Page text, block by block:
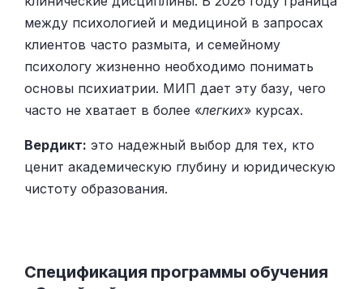
между психологией и медициной в запросах
клиентов часто размыта, и семейному
психологу жизненно необходимо понимать
основы психиатрии. МИП дает эту базу, чего
часто не хватает в более «легких» курсах.
Вердикт: это надежный выбор для тех, кто
ценит академическую глубину и юридическую
чистоту образования.
Спецификация программы обучения